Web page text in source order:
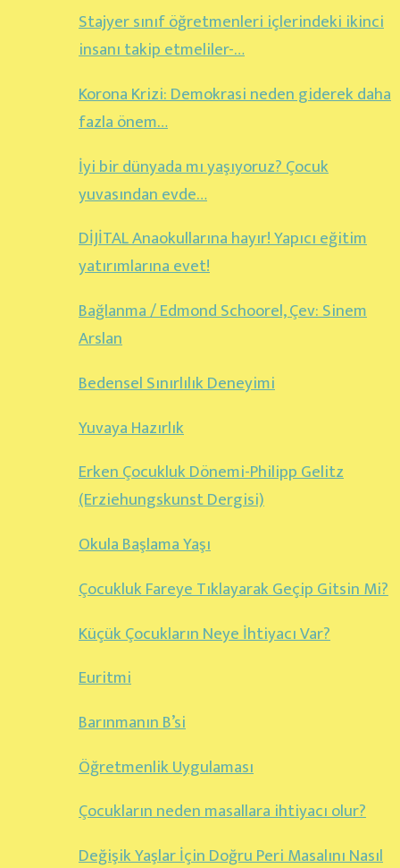
Stajyer sınıf öğretmenleri içlerindeki ikinci
insanı takip etmeliler-…
Korona Krizi: Demokrasi neden giderek daha
fazla önem…
İyi bir dünyada mı yaşıyoruz? Çocuk
yuvasından evde…
DİJİTAL Anaokullarına hayır! Yapıcı eğitim
yatırımlarına evet!
Bağlanma / Edmond Schoorel, Çev: Sinem
Arslan
Bedensel Sınırlılık Deneyimi
Yuvaya Hazırlık
Erken Çocukluk Dönemi-Philipp Gelitz
(Erziehungskunst Dergisi)
Okula Başlama Yaşı
Çocukluk Fareye Tıklayarak Geçip Gitsin Mi?
Küçük Çocukların Neye İhtiyacı Var?
Euritmi
Barınmanın B’si
Öğretmenlik Uygulaması
Çocukların neden masallara ihtiyacı olur?
Değişik Yaşlar İçin Doğru Peri Masalını Nasıl